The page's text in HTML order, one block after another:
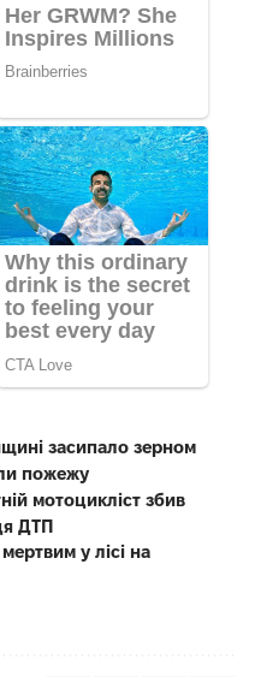
засипало зерном
пожежу
мотоцикліст збив
ДТП
у лісі на